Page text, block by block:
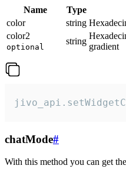
Name Type
color
string
color2
optional
string
gradient
chatMode#
With this method you can get